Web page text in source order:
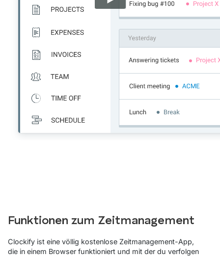
Funktionen zum Zeitmanagement
Clockify ist eine völlig kostenlose Zeitmanagement-App,
die in einem Browser funktioniert und mit der du verfolgen